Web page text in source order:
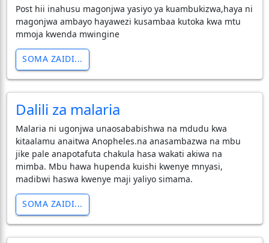
Post hii inahusu magonjwa yasiyo ya kuambukizwa,haya ni
magonjwa ambayo hayawezi kusambaa kutoka kwa mtu
mmoja kwenda mwingine
SOMA ZAIDI...
Dalili za malaria
Malaria ni ugonjwa unaosababishwa na mdudu kwa
kitaalamu anaitwa Anopheles.na anasambazwa na mbu
jike pale anapotafuta chakula hasa wakati akiwa na
mimba. Mbu hawa hupenda kuishi kwenye mnyasi,
madibwi haswa kwenye maji yaliyo simama.
SOMA ZAIDI...